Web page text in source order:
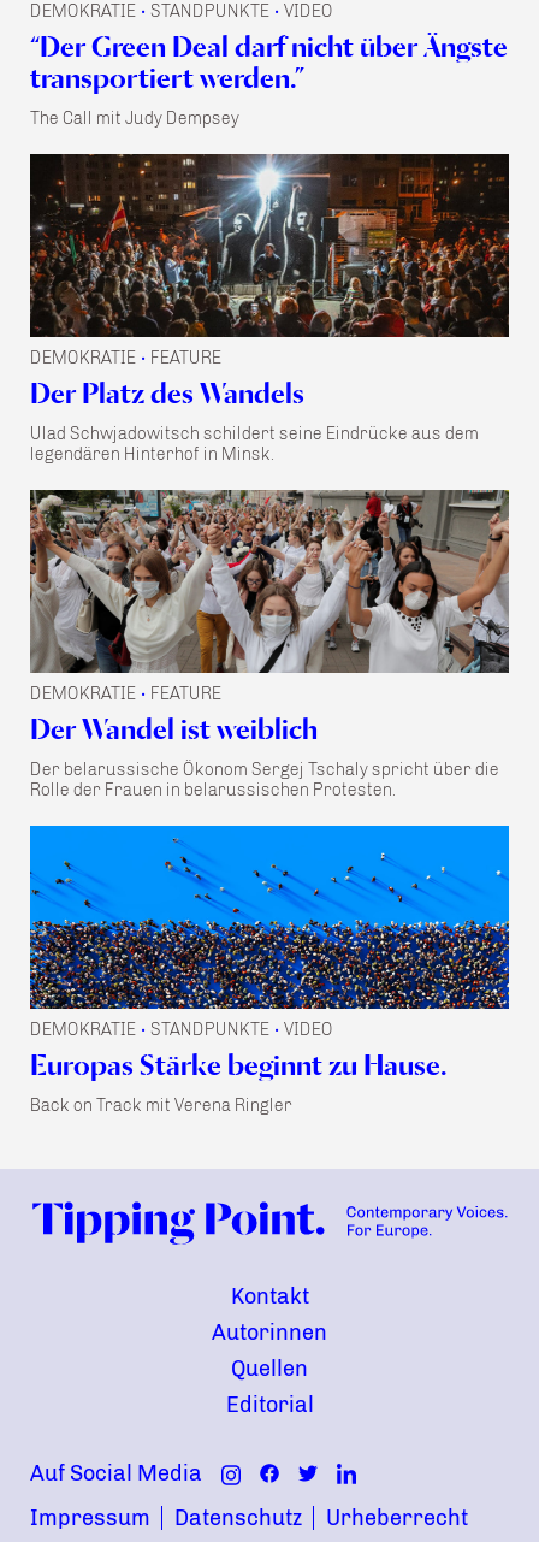
DEMOKRATIE • STANDPUNKTE • VIDEO
“Der Green Deal darf nicht über Ängste
transportiert werden.”
The Call mit Judy Dempsey
DEMOKRATIE • FEATURE
Der Platz des Wandels
Ulad Schwjadowitsch schildert seine Eindrücke aus dem
legendären Hinterhof in Minsk.
DEMOKRATIE • FEATURE
Der Wandel ist weiblich
Der belarussische Ökonom Sergej Tschaly spricht über die
Rolle der Frauen in belarussischen Protesten.
DEMOKRATIE • STANDPUNKTE • VIDEO
Europas Stärke beginnt zu Hause.
Back on Track mit Verena Ringler
Kontakt
Autorinnen
Quellen
Editorial
Auf Social Media
Impressum
Datenschutz Urheberrecht